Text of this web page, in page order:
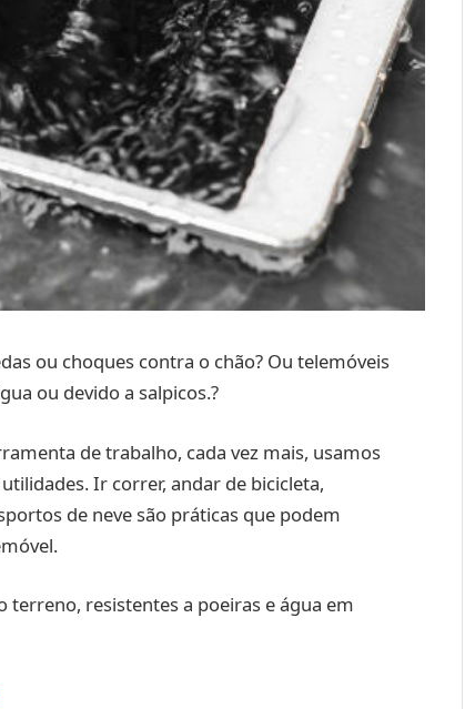
ou choques contra o chão? Ou telemóveis
ou devido a salpicos.?
de trabalho, cada vez mais, usamos
Ir correr, andar de bicicleta,
de neve são práticas que podem
terreno, resistentes a poeiras e água em